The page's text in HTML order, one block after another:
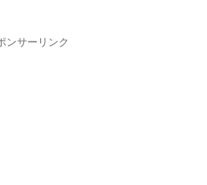
ンサーリンク